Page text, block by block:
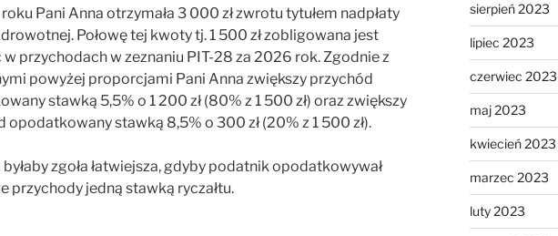
Pani Anna otrzymała 3 000 zł zwrotu tytułem nadpłaty
Połowę tej kwoty tj. 1 500 zł zobligowana jest
w przychodach w zeznaniu PIT-28 za 2026 rok. Zgodnie z
powyżej proporcjami Pani Anna zwiększy przychód
stawką 5,5% o 1 200 zł (80% z 1 500 zł) oraz zwiększy
opodatkowany stawką 8,5% o 300 zł (20% z 1 500 zł).
zgoła łatwiejsza, gdyby podatnik opodatkowywał
przychody jedną stawką ryczałtu.
sierpień 2023
lipiec 2023
czerwiec 2023
maj 2023
kwiecień 2023
marzec 2023
luty 2023